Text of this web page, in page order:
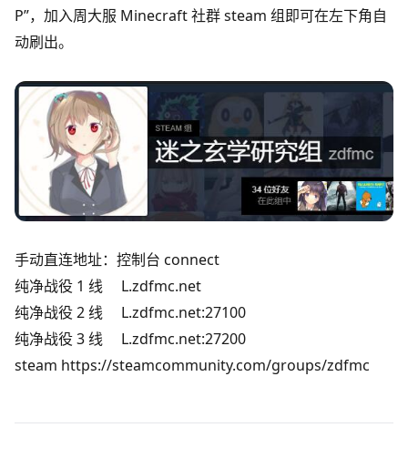
P”，加入周大服 Minecraft 社群 steam 组即可在左下角自
动刷出。
手动直连地址：控制台 connect
纯净战役 1 线 L.zdfmc.net
纯净战役 2 线 L.zdfmc.net:27100
纯净战役 3 线 L.zdfmc.net:27200
steam https://steamcommunity.com/groups/zdfmc